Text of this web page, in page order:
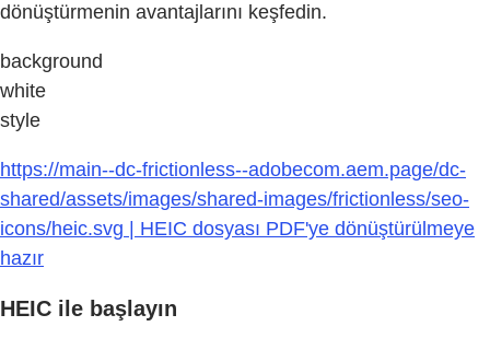
dönüştürmenin avantajlarını keşfedin.
background
white
style
https://main--dc-frictionless--adobecom.aem.page/dc-
shared/assets/images/shared-images/frictionless/seo-
icons/heic.svg | HEIC dosyası PDF'ye dönüştürülmeye
hazır
HEIC ile başlayın